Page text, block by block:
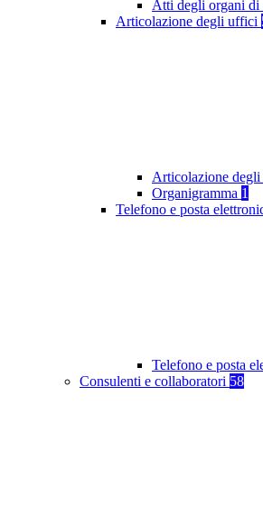
Atti degli organi di
Articolazione degli uffici
Articolazione
Organigramma 1
Telefono e posta
Telefono e posta
Consulenti e collaboratori 58